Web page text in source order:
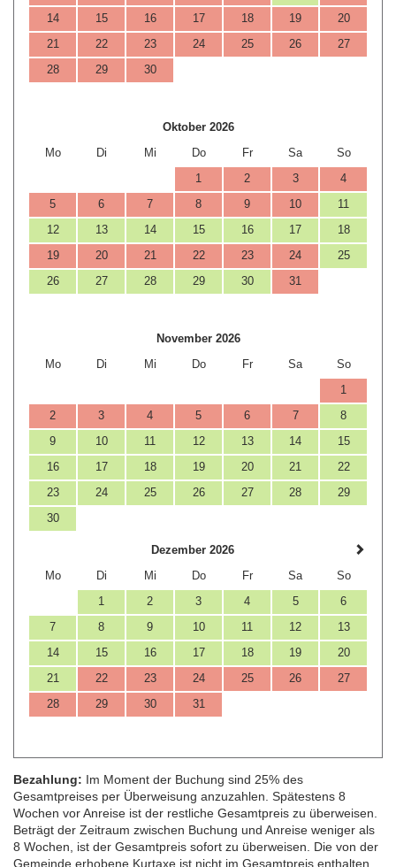
14
15 16 17 18 19
20
21
22 23 24 25 26
27
28
29 30
Oktober 2026
Mo
Di Mi Do Fr Sa
So
1
2 3
4
5
6 7 8 9 10
11
12
13 14 15 16 17
18
19
20 21 22 23 24
25
26
27 28 29 30 31
November 2026
Mo
Di Mi Do Fr Sa
So
1
2
3 4 5 6 7
8
9
10 11 12 13 14
15
16
17 18 19 20 21
22
23
24 25 26 27 28
29
30
Dezember 2026
Mo
Di Mi Do Fr Sa
So
1
2 3 4 5
6
7
8 9 10 11 12
13
14
15 16 17 18 19
20
21
22 23 24 25 26
27
28
29 30 31
Bezahlung: Im Moment der Buchung sind 25% des
Gesamtpreises per Überweisung anzuzahlen. Spätestens 8
Wochen vor Anreise ist der restliche Gesamtpreis zu überweisen.
Beträgt der Zeitraum zwischen Buchung und Anreise weniger als
8 Wochen, ist der Gesamtpreis sofort zu überweisen. Die von der
Gemeinde erhobene Kurtaxe ist nicht im Gesamtpreis enthalten